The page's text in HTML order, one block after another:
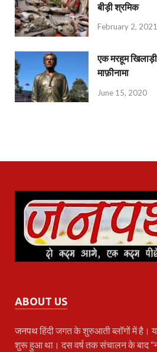
बीड़ी श्रमिक
February 2, 2021
एक मरहूम
माफ़ीनामा
June 15, 2020
ABOUT US
जनपथहिंदी जगत के शुरुआती ब्लॉगों में है।
शुरू हुआ था। दस वर्ष तक संचालन के बाद